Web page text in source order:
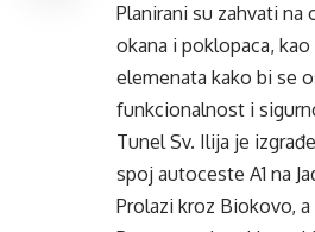
Planirani su zahvati
okana i poklopaca,
elemenata kako bi se
funkcionalnost i
Tunel Sv. Ilija je
spoj autoceste A1 na
Prolazi kroz Biokovo,